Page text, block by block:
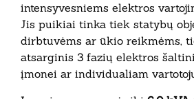
intensyvesniems elektros
Jis puikiai tinka tiek statybų
dirbtuvėms ar ūkio reikmėms,
atsarginis 3 fazių elektros
įmonei ar individualiam